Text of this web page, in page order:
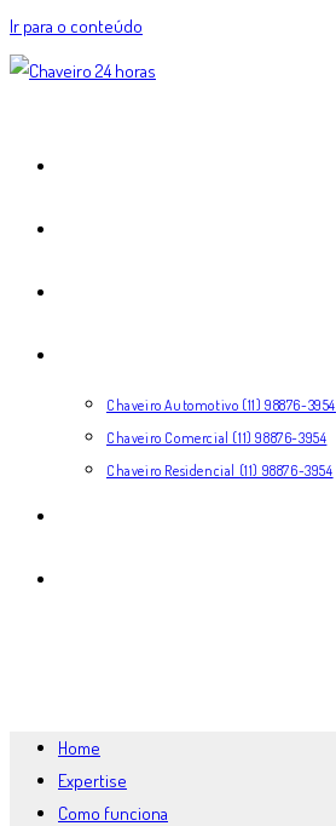
Ir para o conteúdo
Chaveiro Automotivo (11) 98876-3954
Chaveiro Comercial (11) 98876-3954
Chaveiro Residencial (11) 98876-3954
Home
Expertise
Como funciona